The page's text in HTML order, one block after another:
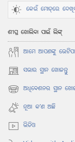
କେଉଁ ମୋଡ୍‌ରେ
ଶୀଘ୍ର ଖୋଲିବା ପାଇଁ ଲିଙ୍କ୍
ଆମେ ଆପଣଙ୍କୁ
ସଭାର ସ୍ଥାନ ଖୋଜନ୍ତୁ
(opens
new
window)ଅଧିବେଶନର ସ୍ଥାନ
(opens
new
window)ନୂଆ କʼଣ ଅଛି
ଭିଡିଓ